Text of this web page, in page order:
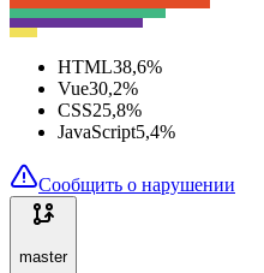
HTML38,6%
Vue30,2%
CSS25,8%
JavaScript5,4%
Сообщить о нарушении
master